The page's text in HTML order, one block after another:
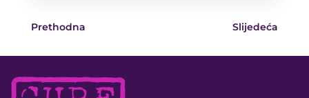
Prethodna Slijedeća